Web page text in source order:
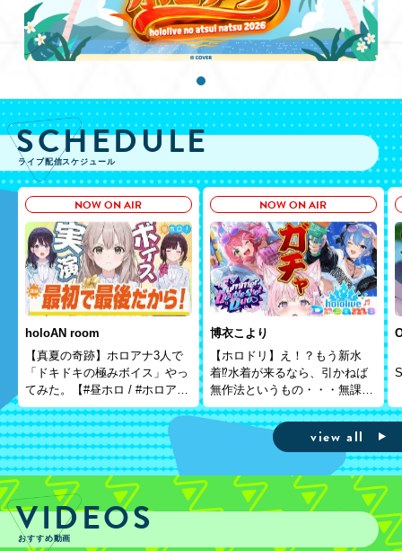
SCHEDULE
ライブ配信スケジュール
NOW ON AIR
holoAN room
【真夏の奇跡】ホロアナ3人で
「ドキドキの極みボイス」やっ
てみた。【#昼ホロ / #ホロア
ナ】
NOW ON AIR
博衣こより
【ホロドリ】え！？もう新水
着⁉水着が来るなら、引かねば
無作法というもの・・・無課金
で揃えっぞ！！！【博衣こよ
り/ホロライブ】
view all
VIDEOS
おすすめ動画